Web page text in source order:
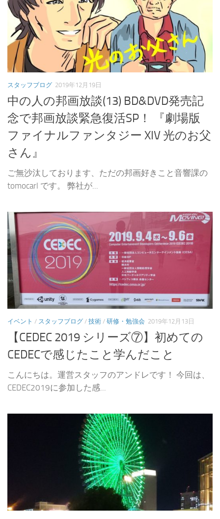
スタッフブログ 2019年12月19日
中の人の邦画放談(13) BD&DVD発売記
念で邦画放談緊急復活SP！ 『劇場版
ファイナルファンタジー XIV 光のお父
さん』
ご無沙汰しております、ただの邦画好きこと音響課の
tomocarl です。 弊社が...
イベント / スタッフブログ / 技術 / 研修・勉強会 2019年12月13日
【CEDEC 2019 シリーズ⑦】初めての
CEDECで感じたこと学んだこと
こんにちは。運営スタッフのアンドレです！ 今回は、
CEDEC2019に参加した感...